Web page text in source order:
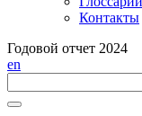
Контакты
Годовой отчет 2024
en